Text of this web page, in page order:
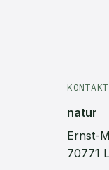
natur
Ernst-
70771